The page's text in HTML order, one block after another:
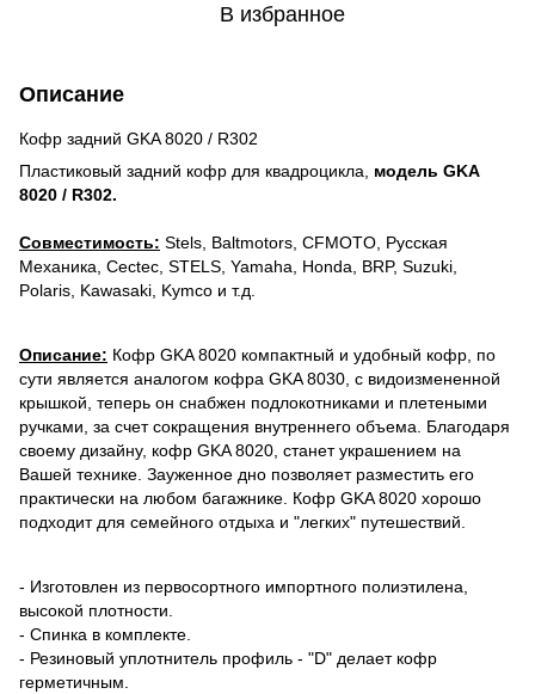
В избранное
Описание
Кофр задний GKA 8020 / R302
Пластиковый задний кофр для квадроцикла, модель GKA
8020 / R302.
Совместимость: Stels, Baltmotors, CFMOTO, Русская
Механика, Cectec, STELS, Yamaha, Honda, BRP, Suzuki,
Polaris, Kawasaki, Kymco и т.д.
Описание: Кофр GKA 8020 компактный и удобный кофр, по
сути является аналогом кофра GKA 8030, с видоизмененной
крышкой, теперь он снабжен подлокотниками и плетеными
ручками, за счет сокращения внутреннего объема. Благодаря
своему дизайну, кофр GKA 8020, станет украшением на
Вашей технике. Зауженное дно позволяет разместить его
практически на любом багажнике. Кофр GKA 8020 хорошо
подходит для семейного отдыха и "легких" путешествий.
- Изготовлен из первосортного импортного полиэтилена,
высокой плотности.
- Спинка в комплекте.
- Резиновый уплотнитель профиль - "D" делает кофр
герметичным.